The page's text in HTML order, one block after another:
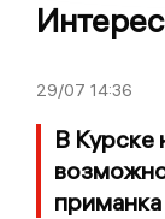
29/07 14:36
В Курске